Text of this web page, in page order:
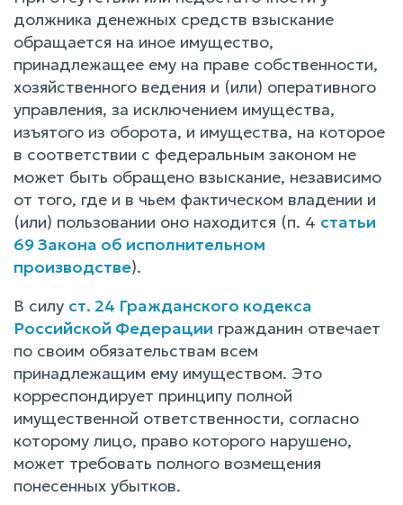
должника денежных средств взыскание
обращается на иное имущество,
принадлежащее ему на праве собственности,
хозяйственного ведения и (или) оперативного
управления, за исключением имущества,
изъятого из оборота, и имущества, на которое
в соответствии с федеральным законом не
может быть обращено взыскание, независимо
от того, где и в чьем фактическом владении и
(или) пользовании оно находится (п. 4 статьи
69 Закона об исполнительном
производстве).
В силу ст. 24 Гражданского кодекса
Российской Федерации гражданин отвечает
по своим обязательствам всем
принадлежащим ему имуществом. Это
корреспондирует принципу полной
имущественной ответственности, согласно
которому лицо, право которого нарушено,
может требовать полного возмещения
понесенных убытков.